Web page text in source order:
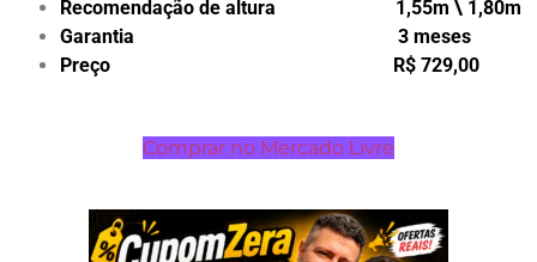
Recomendação de altura 1,55m \ 1,80m
Garantia 3 meses
Preço R$ 729,00
Comprar no Mercado Livre